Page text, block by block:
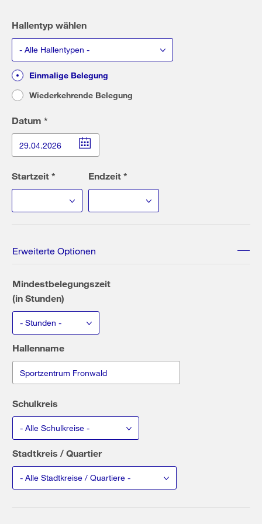
Hallentyp wählen
- Alle Hallentypen -
Einmalige Belegung
Wiederkehrende Belegung
Datum *
Open
calendar
Startzeit *
Endzeit *
Erweiterte Optionen
Mindestbelegungszeit
(in Stunden)
- Stunden -
Hallenname
Schulkreis
- Alle Schulkreise -
Stadtkreis / Quartier
- Alle Stadtkreise / Quartiere -